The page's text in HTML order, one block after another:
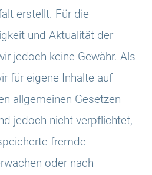
erstellt. Für die
und Aktualität der
jedoch keine Gewähr. Als
für eigene Inhalte auf
allgemeinen Gesetzen
jedoch nicht verpflichtet,
fremde
oder nach